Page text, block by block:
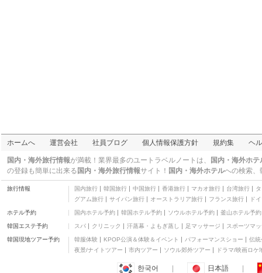
香港 スカイシティ マリ
オット ホテル (香港天際
萬豪酒店)
四つ星
B&B チュン チャウ (长
洲欧美式度假旅馆)
三つ星
YHA 昂平 SG デイビス
ユース ホステル (YHA
昂坪戴維斯青年旅舍)
その他
ザ コーブ ホステル - 塘
福 ドルフィン (海邊小屋
- 塘福海豚閣)
二つ星
ワーウィック ホテル チ
ュンチャウ
三つ星
オーベルジュ ディスカ
ホームへ 運営会社 社員ブログ 個人情報保護方針 規約集 ヘ
国内・海外旅行情報が満載！業界最多のユートラベルノートは、
国内・海外ホ
の登録も簡単に出来る 国内・海外旅行情報サイト！ 国内・海外ホテルへの検索、
旅行情報 国内旅行 韓国旅行 中国旅行 香港旅行 マカオ旅行 台湾旅行
グアム旅行
サイパン旅行 オーストラリア旅行 フランス旅行 ド
ホテル予約 国内ホテル予約 韓国ホテル予約 ソウルホテル予約 釜山ホテル予約
韓国エステ予約 スパ クリニック 汗蒸幕・よもぎ蒸し 足マッサージ スポーツマ
韓国現地ツアー予約 韓服体験 KPOP公演＆体験＆イベント パフォーマンスショー
伝統
夜景/ナイトツアー
市内ツアー ソウル郊外ツアー ドラマ/映画ロケ
한국어 日本語